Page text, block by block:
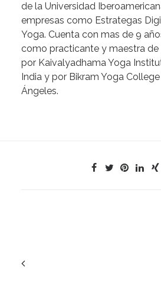
de la Universidad
empresas como Estrategas
Yoga. Cuenta con mas de 9
como practicante y maestra
por Kaivalyadhama Yoga
India y por Bikram Yoga
Ángeles.